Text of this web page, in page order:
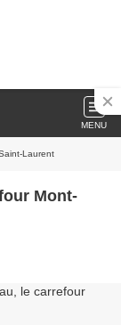
MENU
Laurent
Mont-